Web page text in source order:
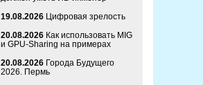
19.08.2026 Цифровая зрелость
20.08.2026 Как использовать MIG
и GPU-Sharing на примерах
20.08.2026 Города Будущего
2026. Пермь